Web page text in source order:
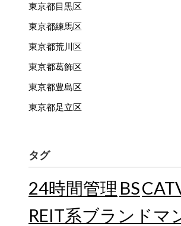
東京都目黒区
東京都練馬区
東京都荒川区
東京都葛飾区
東京都豊島区
東京都足立区
タグ
24時間管理 BS
REIT系ブランドマ